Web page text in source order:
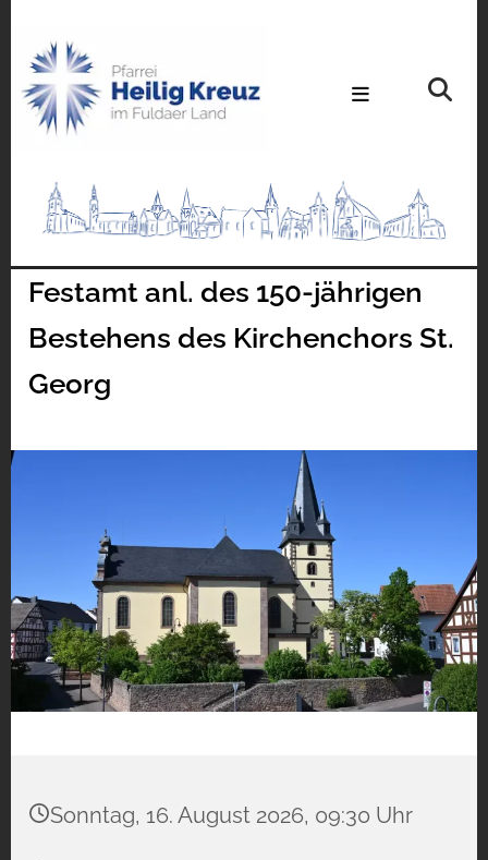
Festamt anl. des 150-jährigen
Bestehens des Kirchenchors St.
Georg
Sonntag, 16. August 2026, 09:30 Uhr